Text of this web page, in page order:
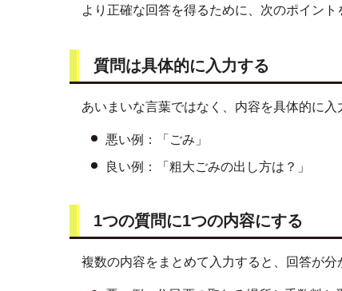
より正確な回答を得るために、次のポイント
質問は具体的に入力する
あいまいな言葉ではなく、内容を具体的に
悪い例：「ごみ」
良い例：「粗大ごみの出し方は？」
1つの質問に1つの内容にする
複数の内容をまとめて入力すると、回答が分